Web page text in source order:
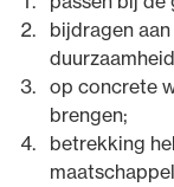
bijdragen
op concrete
brengen;
betrekking